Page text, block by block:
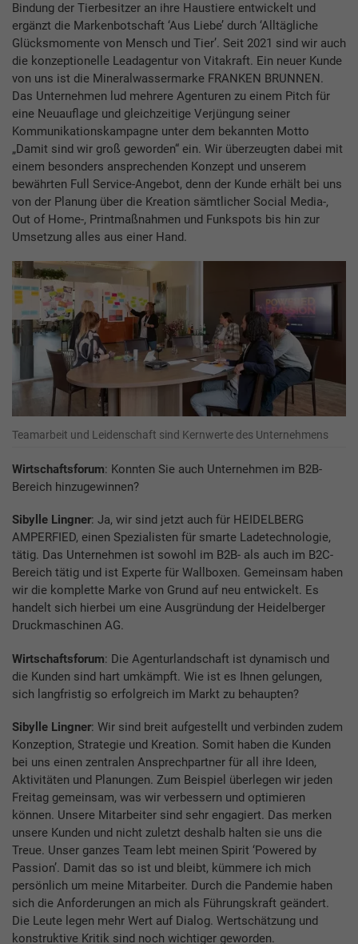
Bindung der Tierbesitzer an ihre Haustiere entwickelt und
ergänzt die Markenbotschaft ‘Aus Liebe’ durch ‘Alltägliche
Glücksmomente von Mensch und Tier’. Seit 2021 sind wir auch
die konzeptionelle Leadagentur von Vitakraft. Ein neuer Kunde
von uns ist die Mineralwassermarke FRANKEN BRUNNEN.
Das Unternehmen lud mehrere Agenturen zu einem Pitch für
eine Neuauflage und gleichzeitige Verjüngung seiner
Kommunikationskampagne unter dem bekannten Motto
„Damit sind wir groß geworden“ ein. Wir überzeugten dabei mit
einem besonders ansprechenden Konzept und unserem
bewährten Full Service-Angebot, denn der Kunde erhält bei uns
von der Planung über die Kreation sämtlicher Social Media-,
Out of Home-, Printmaßnahmen und Funkspots bis hin zur
Umsetzung alles aus einer Hand.
Teamarbeit und Leidenschaft sind Kernwerte des Unternehmens
Wirtschaftsforum: Konnten Sie auch Unternehmen im B2B-
Bereich hinzugewinnen?
Sibylle Lingner: Ja, wir sind jetzt auch für HEIDELBERG
AMPERFIED, einen Spezialisten für smarte Ladetechnologie,
tätig. Das Unternehmen ist sowohl im B2B- als auch im B2C-
Bereich tätig und ist Experte für Wallboxen. Gemeinsam haben
wir die komplette Marke von Grund auf neu entwickelt. Es
handelt sich hierbei um eine Ausgründung der Heidelberger
Druckmaschinen AG.
Wirtschaftsforum: Die Agenturlandschaft ist dynamisch und
die Kunden sind hart umkämpft. Wie ist es Ihnen gelungen,
sich langfristig so erfolgreich im Markt zu behaupten?
Sibylle Lingner: Wir sind breit aufgestellt und verbinden zudem
Konzeption, Strategie und Kreation. Somit haben die Kunden
bei uns einen zentralen Ansprechpartner für all ihre Ideen,
Aktivitäten und Planungen. Zum Beispiel überlegen wir jeden
Freitag gemeinsam, was wir verbessern und optimieren
können. Unsere Mitarbeiter sind sehr engagiert. Das merken
unsere Kunden und nicht zuletzt deshalb halten sie uns die
Treue. Unser ganzes Team lebt meinen Spirit ‘Powered by
Passion’. Damit das so ist und bleibt, kümmere ich mich
persönlich um meine Mitarbeiter. Durch die Pandemie haben
sich die Anforderungen an mich als Führungskraft geändert.
Die Leute legen mehr Wert auf Dialog. Wertschätzung und
konstruktive Kritik sind noch wichtiger geworden.